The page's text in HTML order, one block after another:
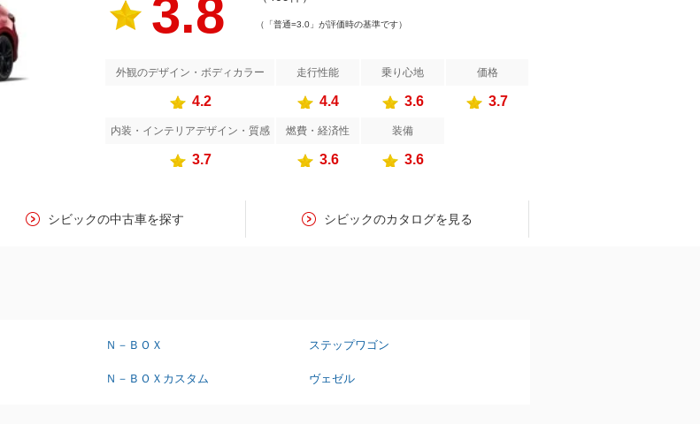
3.8 （「普通=3.0」が評価時の基準です）
外観のデザイン・ボディカラー 走行性能 乗り心地 価格
4.2 4.4 3.6 3.7
内装・インテリアデザイン・質感 燃費・経済性 装備
3.7 3.6 3.6
シビックの中古車を探す シビックのカタログを見る
Ｎ－ＢＯＸ ステップワゴン
Ｎ－ＢＯＸカスタム ヴェゼル